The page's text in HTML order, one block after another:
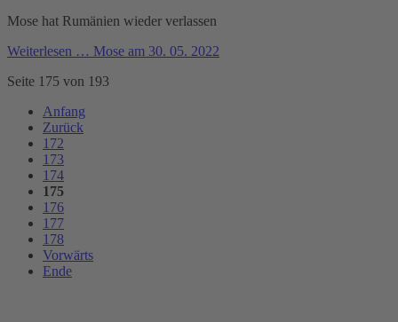
Mose hat Rumänien wieder verlassen
Weiterlesen … Mose am 30. 05. 2022
Seite 175 von 193
Anfang
Zurück
172
173
174
175
176
177
178
Vorwärts
Ende